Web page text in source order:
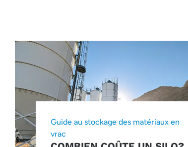
Guide au stockage des matériaux en
vrac